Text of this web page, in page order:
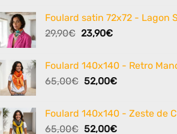
Foulard satin 72x72 - Lagon
29,90€ Le
était :
29,90€.
23,90€Le
est :
23,90€.
Foulard 140x140 - Retro
65,00€ Le
était :
65,00€.
52,00€Le
est :
52,00€.
Foulard 140x140 - Zeste de
65,00€ Le
52,00€Le